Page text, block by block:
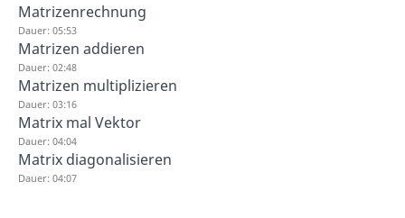
Matrizenrechnung
Dauer: 05:53
Matrizen addieren
Dauer: 02:48
Matrizen multiplizieren
Dauer: 03:16
Matrix mal Vektor
Dauer: 04:04
Matrix diagonalisieren
Dauer: 04:07